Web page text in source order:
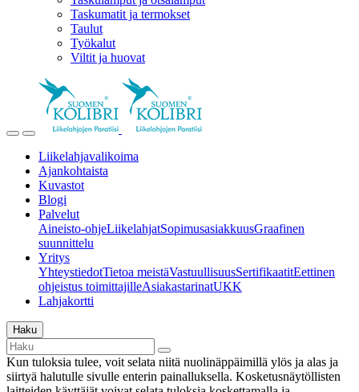
Taskumatit ja termokset
Taulut
Työkalut
Viltit ja huovat
Liikelahjavalikoima
Ajankohtaista
Kuvastot
Blogi
Palvelut
Aineisto-ohjeLiikelahjatSopimusasiakkuusGraafinen
suunnittelu
Yritys
YhteystiedotTietoa meistäVastuullisuusSertifikaatitEettinen
ohjeistus toimittajilleAsiakastarinatUKK
Lahjakortti
Haku
Kun tuloksia tulee, voit selata niitä nuolinäppäimillä ylös ja alas ja
siirtyä halutulle sivulle enterin painalluksella. Kosketusnäytöllisten